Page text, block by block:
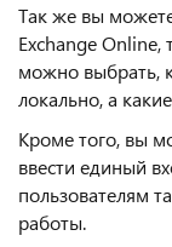
Так же вы
Exchange Online,
можно выбрать,
локально, а
Кроме того, вы
ввести единый
пользователям
работы.